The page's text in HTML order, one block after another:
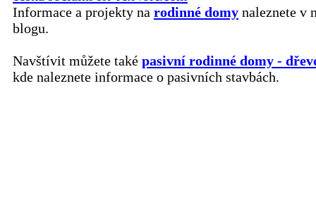
Informace a projekty na rodinné domy naleznete v
blogu.
Navštívit můžete také pasivní rodinné domy -
kde naleznete informace o pasivních stavbách.